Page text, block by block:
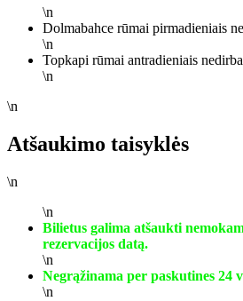
\n
Dolmabahce rūmai pirmadieniais
\n
Topkapi rūmai antradieniais
\n
\n
Atšaukimo taisyklės
\n
\n
Bilietus galima atšaukti
rezervacijos datą.
\n
Negrąžinama per paskutines 24
\n